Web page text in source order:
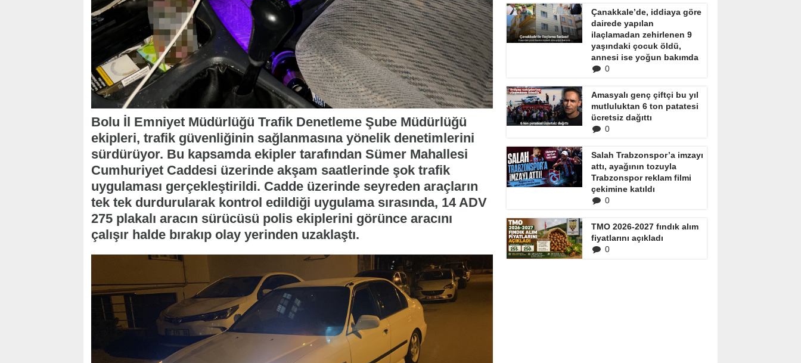
Bolu İl Emniyet Müdürlüğü Trafik Denetleme Şube Müdürlüğü
ekipleri, trafik güvenliğinin sağlanmasına yönelik denetimlerini
sürdürüyor. Bu kapsamda ekipler tarafından Sümer Mahallesi
Cumhuriyet Caddesi üzerinde akşam saatlerinde şok trafik
uygulaması gerçekleştirildi. Cadde üzerinde seyreden araçların
tek tek durdurularak kontrol edildiği uygulama sırasında, 14 ADV
275 plakalı aracın sürücüsü polis ekiplerini görünce aracını
çalışır halde bırakıp olay yerinden uzaklaştı.
Çanakkale’de, iddiaya göre
dairede yapılan
ilaçlamadan zehirlenen 9
yaşındaki çocuk öldü,
annesi ise yoğun bakımda
0
Amasyalı genç çiftçi bu yıl
mutluluktan 6 ton patatesi
ücretsiz dağıttı
0
Salah Trabzonspor’a imzayı
attı, ayağının tozuyla
Trabzonspor reklam filmi
çekimine katıldı
0
TMO 2026-2027 fındık alım
fiyatlarını açıkladı
0